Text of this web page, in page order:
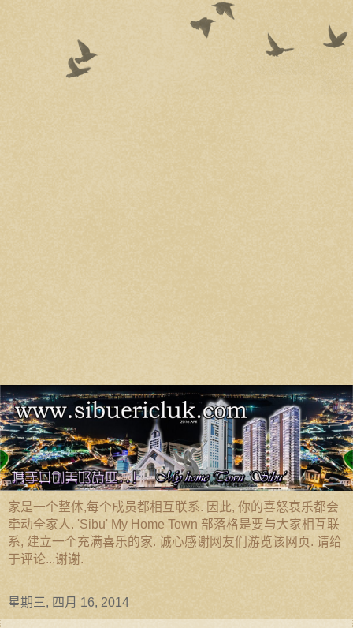
家是一个整体,每个成员都相互联系. 因此, 你的喜怒哀乐都会
牵动全家人. 'Sibu' My Home Town 部落格是要与大家相互联
系, 建立一个充满喜乐的家. 诚心感谢网友们游览该网页. 请给
于评论...谢谢.
星期三, 四月 16, 2014